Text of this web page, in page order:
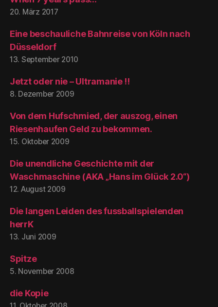
20. März 2017
Eine beschauliche Bahnreise von Köln nach
Düsseldorf
13. September 2010
Jetzt oder nie – Ultramanie !!
8. Dezember 2009
Von dem Hufschmied, der auszog, einen
Riesenhaufen Geld zu bekommen.
15. Oktober 2009
Die unendliche Geschichte mit der
Waschmaschine (AKA „Hans im Glück 2.0“)
12. August 2009
Die langen Leiden des fussballspielenden
herrK
13. Juni 2009
Spitze
5. November 2008
die Kopie